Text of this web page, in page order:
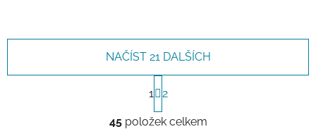
Ovládací prvky výpisu
NAČÍST 21 DALŠÍCH
Stránkování
1 2
45položek celkem